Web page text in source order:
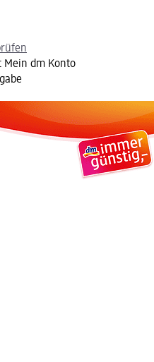
Mein dm Konto